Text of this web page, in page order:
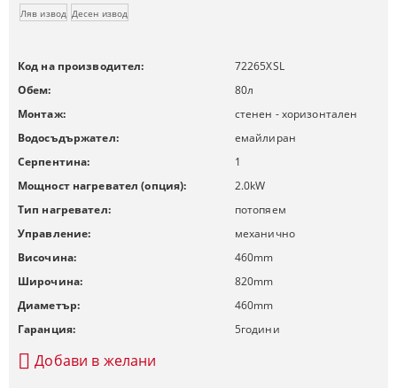
Ляв извод Десен извод
Код на производител:
72265XSL
Обем:
80л
Монтаж:
стенен - хоризонтален
Водосъдържател:
емайлиран
Серпентина:
1
Мощност нагревател (опция):
2.0kW
Тип нагревател:
потопяем
Управление:
механично
Височина:
460mm
Широчина:
820mm
Диаметър:
460mm
Гаранция:
5години
Добави в желани